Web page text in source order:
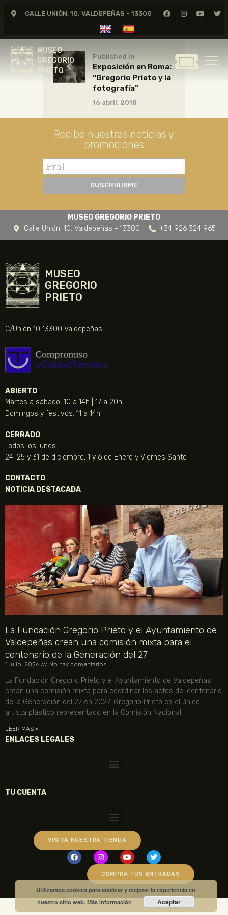
CALLE UNIÓN, 10. VALDEPEÑAS - 13300
MUSEO
GREGORIO
PRIETO
MUSEO
GREGORIO
GREGORIO PRIETO
ARCHIVO
CERTAMEN DE DIBUJO
FUNDACIÓN
TIENDA
NOTICIAS
Published in
Exposición en Roma:
“Gregorio Prieto y la
fotografía”
16 abril, 2018
Recibe nuestras noticias y
promociones
MUSEO GREGORIO PRIETO
Calle Unión, 10. Valdepeñas - 13300
+34 926 324 965
MUSEO
GREGORIO
PRIETO
C/Unión 10 13300 Valdepeñas
ABIERTO
Martes a sábado: 10 a 14h | 17 a 20h
Domingos y festivos: 11 a 14h
CERRADO
Todos los lunes
24, 25 y 31 de diciembre, 1 y 6 de Enero y Viernes Santo
CONTACTO
NOTICIA DESTACADA
La Fundación Gregorio Prieto y el Ayuntamiento de
Valdepeñas crean una comisión mixta para el
centenario de la Generación del 27
1 julio, 2026 No hay comentarios
La Fundación Gregorio Prieto y el Ayuntamiento de Valdepeñas
crean una comisión mixta para coordinar los actos del centenario
de la Generación del 27 en 2027. Gregorio Prieto es el único
artista plástico representado en la Comisión Nacional.
LEER MÁS »
ENLACES LEGALES
TU CUENTA
VISITA NUESTRA TIENDA
COMPRA TUS ENTRADAS
Utilizamos cookies para analizar y mejorar la experiencia en
nuestro sitio web.Más información Aceptar